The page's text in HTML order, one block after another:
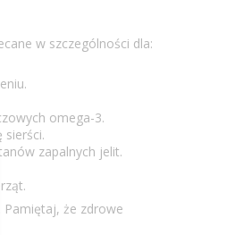
w szczególności dla:
omega-3.
sierści.
zapalnych jelit.
że zdrowe